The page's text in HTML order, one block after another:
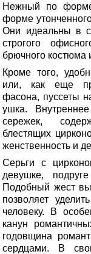
Нежный по
форме
Они идеальны в
строгого
брючного костюма
Кроме того,
или, как еще
фасона, пуссеты
ушка.
сережек,
блестящих
женственность и
Серьги с
девушке,
Подобный жест
позволяет
человеку. В
канун
годовщина
сердцами. В